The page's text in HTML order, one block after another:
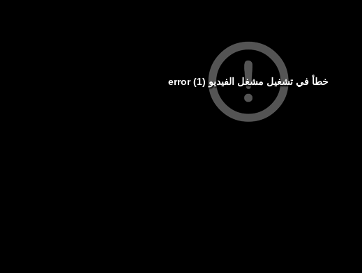
خطأ في تشغيل مشغل الفيديو (1) error